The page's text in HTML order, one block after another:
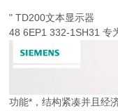
" TD200文本显示器
48 6EP1 332-1SH31 专
功能*，结构紧凑并且经